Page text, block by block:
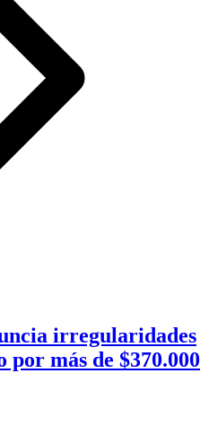
irregularidades
más de $370.000